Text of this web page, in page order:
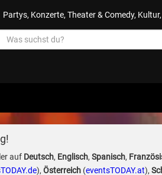
Partys, Konzerte, Theater & Comedy,
auf Deutsch, Englisch, Spanisch,
), Österreich(eventsTODAY.at),